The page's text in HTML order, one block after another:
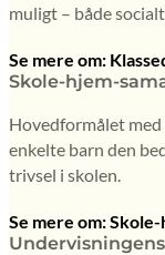
muligt – både
Se mere om:
Skole-hjem-
Hovedformålet
enkelte barn den
trivsel i skolen.
Se mere om: